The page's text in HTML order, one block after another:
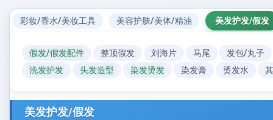
彩妆/香水/美妆工具 美容护肤/美体/精油 美发护发/假发
假发/假发配件 整顶假发 刘海片 马尾
发包/丸子
洗发护发
头发造型 染发烫发 染发膏 烫发水
美发护发/假发